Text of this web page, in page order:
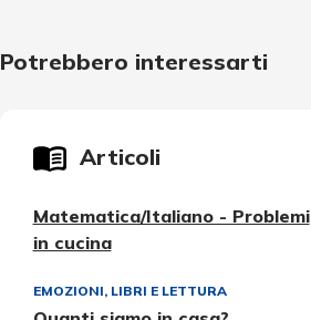
Potrebbero interessarti
Articoli
Matematica/Italiano - Problemi
in cucina
EMOZIONI, LIBRI E LETTURA